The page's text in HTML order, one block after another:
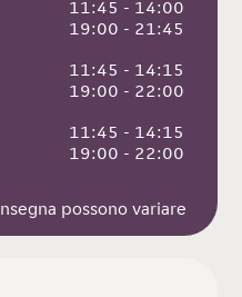
11:45 - 14:00
19:00 - 21:45
11:45 - 14:15
19:00 - 22:00
11:45 - 14:15
19:00 - 22:00
possono variare